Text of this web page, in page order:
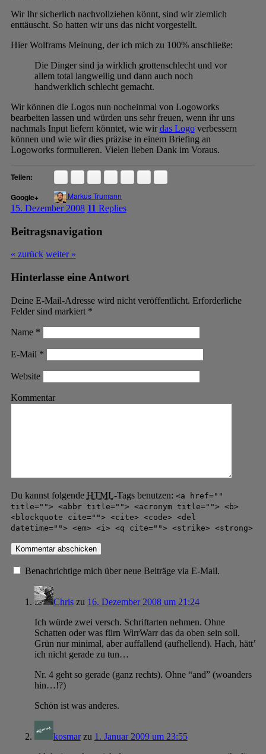
Wir Ihr sicherlich nachvollziehen könnt, sind wir ziemlich
enttäuscht. So hatten wir uns das nicht vorgestellt.
Hier Wolframs Meinung, der ich mich zu 100% anschließe:
Die Dinger sind ja wirklich grottenschlecht und vor
allem total langweilig und dann auch noch
handwerklich schlecht gemacht.
Wir können die Logos nun nocheinmal von Logoworks
bearbeiten lassen und würden uns sehr freuen, wenn ihr uns
nachmals Input liefern könntet, wie wir das Logoverbessern
können und wie wir dies präzise in einem Briefing an
Logoworks formulieren. Vielen lieben Dank im Voraus.
Teilen:
Google+
Markus Trumann
15. Dezember 2008 11 Replies
Beitragsnavigation
« zurück weiter »
Hinterlasse eine Antwort
Deine E-Mail-Adresse wird nicht veröffentlicht. Erforderliche
Felder sind markiert *
Name *
E-Mail *
Website
Kommentar
Du kannst folgende HTML-Tags benutzen: <a href=""
title=""> <abbr title=""> <acronym title=""> <b>
<blockquote cite=""> <cite> <code> <del
datetime=""> <em> <i> <q cite=""> <strike> <strong>
Benachrichtige mich über neue Beiträge via E-Mail.
Chriszu 16. Dezember 2008 um 21:24
Ich würde zwei versch. Schriftarten nehmen. Ohne
Schatten oder was fürn WirrWarr das da oben sein soll.
Grün nur minimal, aber auffallend (aufhellend). Hach, hätt’
ich nicht gerade zu tun…
Nr. 4 geht so gerade (ganz rechts). Ohne “and” (woanders
hin…!?)
Schön ist was anderes.
kosmarzu 1. Januar 2009 um 23:55